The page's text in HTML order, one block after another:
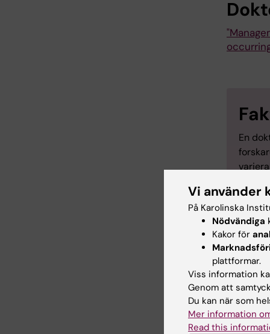
En
och
att
vid
Vi använder
På Karolinska
Nödvändiga
Kakor för
plattformar.
Viss information
Genom att
Du kan när som
Mer information
Read this